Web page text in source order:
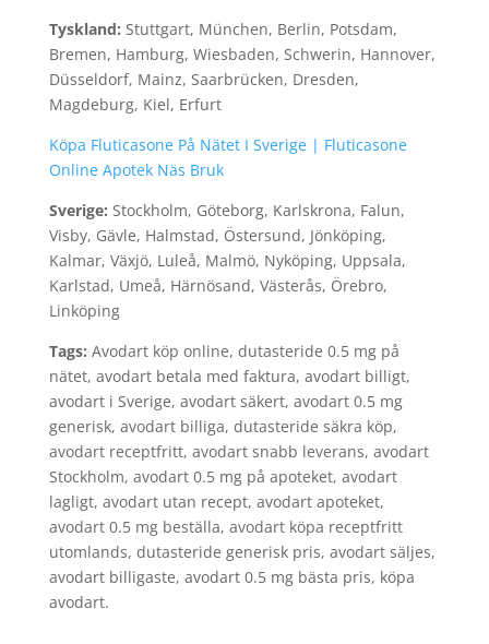
Tyskland: Stuttgart, München, Berlin, Potsdam,
Bremen, Hamburg, Wiesbaden, Schwerin, Hannover,
Düsseldorf, Mainz, Saarbrücken, Dresden,
Magdeburg, Kiel, Erfurt
Köpa Fluticasone På Nätet I Sverige | Fluticasone
Online Apotek Näs Bruk
Sverige: Stockholm, Göteborg, Karlskrona, Falun,
Visby, Gävle, Halmstad, Östersund, Jönköping,
Kalmar, Växjö, Luleå, Malmö, Nyköping, Uppsala,
Karlstad, Umeå, Härnösand, Västerås, Örebro,
Linköping
Tags: Avodart köp online, dutasteride 0.5 mg på
nätet, avodart betala med faktura, avodart billigt,
avodart i Sverige, avodart säkert, avodart 0.5 mg
generisk, avodart billiga, dutasteride säkra köp,
avodart receptfritt, avodart snabb leverans, avodart
Stockholm, avodart 0.5 mg på apoteket, avodart
lagligt, avodart utan recept, avodart apoteket,
avodart 0.5 mg beställa, avodart köpa receptfritt
utomlands, dutasteride generisk pris, avodart säljes,
avodart billigaste, avodart 0.5 mg bästa pris, köpa
avodart.